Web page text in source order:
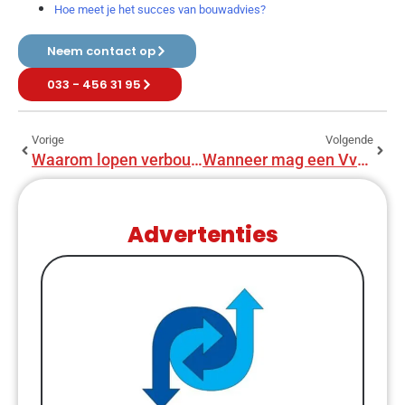
Hoe meet je het succes van bouwadvies?
Neem contact op
033 - 456 31 95
Vorige
Waarom lopen verbouwingen zo vaak uit in tijd en geld?
Volgende
Wanneer mag een VvE een bouwkundige keuring laten uitvoeren?
Advertenties